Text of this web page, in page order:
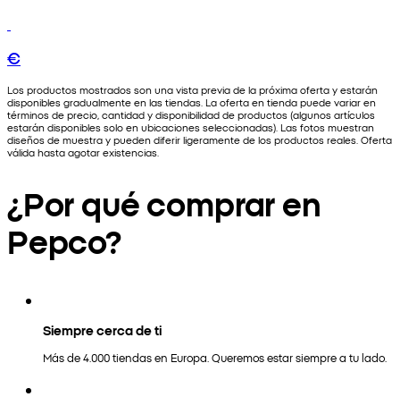
€
Los productos mostrados son una vista previa de la próxima oferta y estarán
disponibles gradualmente en las tiendas. La oferta en tienda puede variar en
términos de precio, cantidad y disponibilidad de productos (algunos artículos
estarán disponibles solo en ubicaciones seleccionadas). Las fotos muestran
diseños de muestra y pueden diferir ligeramente de los productos reales. Oferta
válida hasta agotar existencias.
¿Por qué comprar en
Pepco?
Siempre cerca de ti
Más de 4.000 tiendas en Europa. Queremos estar siempre a tu lado.